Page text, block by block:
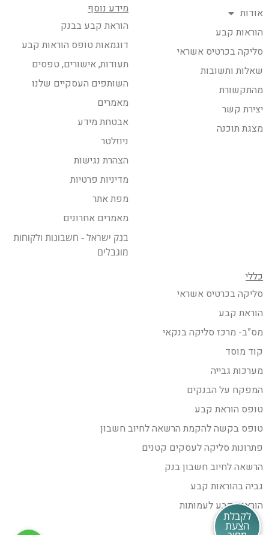
אודות
הוראות קבע
סליקה בכרטיס אשראי
שאלות ותשובות
מהתקשורת
יצירת קשר
מצגת תוכנה
מידע נוסף
הוראת קבע בבנק
דוגמאות טופס הוראות קבע
תעודות, אישורים, טפסים
השותפים העסקיים שלנו
מאמרים
אבטחת מידע
ניוזלטר
הצהרת נגישות
מדיניות פרטיות
מפת אתר
מאמרים אחרונים
בנק ישראל - חשבונות ולקוחות
מוגבלים
כללי
סליקה בכרטיס אשראי
הוראת קבע
מס”ב- מרכז סליקה בנקאי
קוד מוסד
מערכות גבייה
המפקח על הבנקים
טופס הוראת קבע
טופס בקשה להקמת הרשאה לחיוב חשבון
פתרונות סליקה לעסקים קטנים
הרשאה לחיוב חשבון בנק
גביה בהוראות קבע
הוראות קבע לעמותות
לקבלת
הצעת